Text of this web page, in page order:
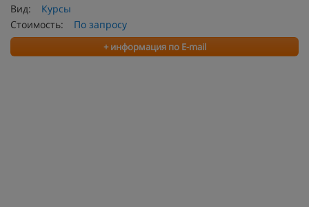
Вид:
Курсы
Стоимость:
По запросу
+ информация по E-mail